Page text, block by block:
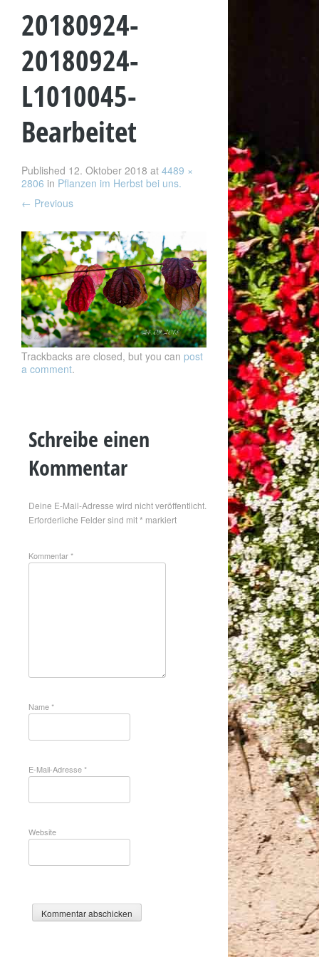
20180924-
20180924-
L1010045-
Bearbeitet
Published 12. Oktober 2018 at 4489 ×
2806 in Pflanzen im Herbst bei uns.
← Previous
Trackbacks are closed, but you can post
a comment.
Schreibe einen
Kommentar
Deine E-Mail-Adresse wird nicht veröffentlicht.
Erforderliche Felder sind mit* markiert
Kommentar*
Name*
E-Mail-Adresse*
Website